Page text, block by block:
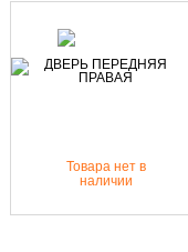
Товара нет в
наличии